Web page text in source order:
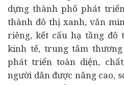
dựng thành phố phát
thành đô thị xanh, văn
riêng, kết cấu hạ tầng đô
kinh tế, trung tâm
phát triển toàn diện,
người dân được nâng cao,